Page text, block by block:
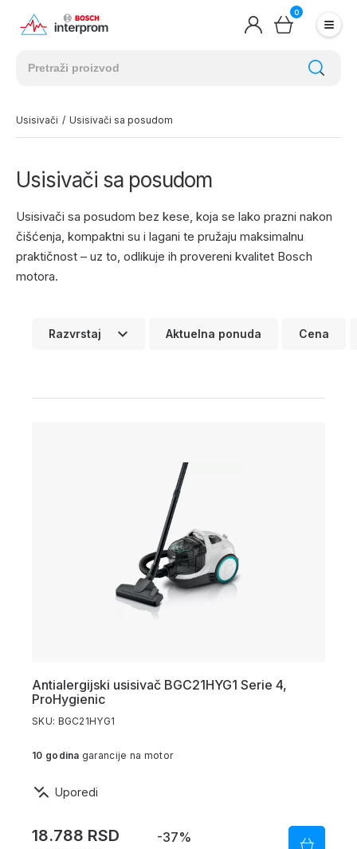
0
Usisivači / Usisivači sa posudom
Usisivači sa posudom
Usisivači sa posudom bez kese, koja se lako prazni nakon
čišćenja, kompaktni su i lagani te pružaju maksimalnu
praktičnost – uz to, odlikuje ih provereni kvalitet Bosch
motora.
Razvrstaj Aktuelna ponuda Cena
Antialergijski usisivač BGC21HYG1 Serie 4,
ProHygienic
SKU: BGC21HYG1
10 godina garancije na motor
Uporedi
18.788 RSD -37%